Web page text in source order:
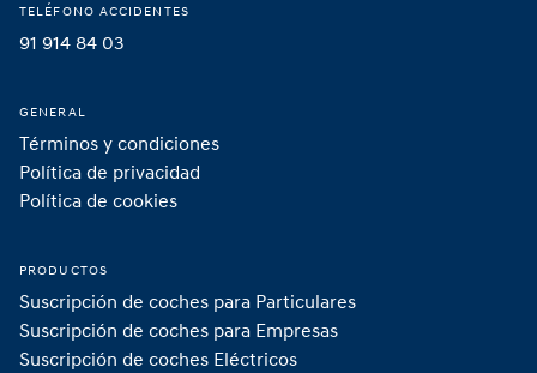
TELÉFONO ACCIDENTES
91 914 84 03
GENERAL
Términos y condiciones
Política de privacidad
Política de cookies
PRODUCTOS
Suscripción de coches para Particulares
Suscripción de coches para Empresas
Suscripción de coches Eléctricos